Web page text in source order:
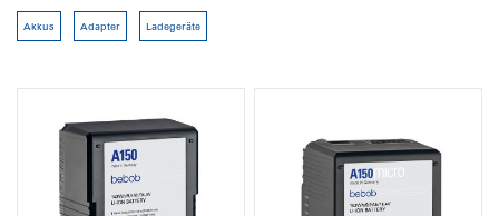
Akkus Adapter Ladegeräte